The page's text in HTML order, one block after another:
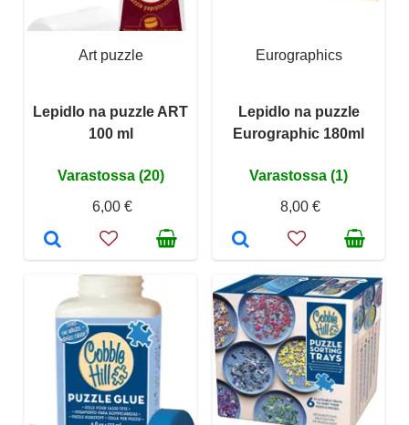
Art puzzle
Lepidlo na puzzle ART
100 ml
Varastossa (20)
6,00 €
Eurographics
Lepidlo na puzzle
Eurographic 180ml
Varastossa (1)
8,00 €